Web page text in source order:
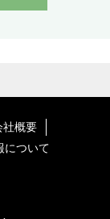
社概要
について